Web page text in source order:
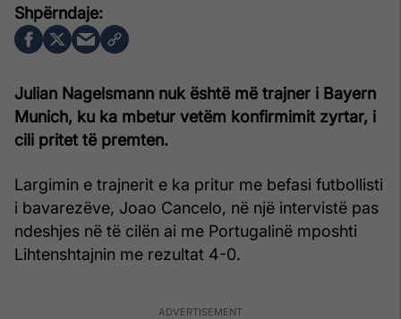
Julian Nagelsmann nuk është më trajner i Bayern
Munich, ku ka mbetur vetëm konfirmimit zyrtar, i
cili pritet të premten.
Largimin e trajnerit e ka pritur me befasi futbollisti
i bavarezëve, Joao Cancelo, në një intervistë pas
ndeshjes në të cilën ai me Portugalinë mposhti
Lihtenshtajnin me rezultat 4-0.